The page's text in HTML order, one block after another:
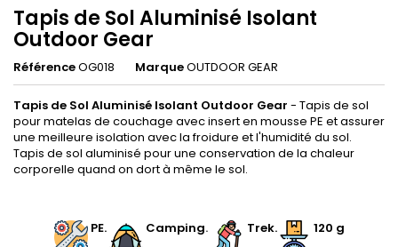
Tapis de Sol Aluminisé Isolant
Outdoor Gear
RéférenceOG018 MarqueOUTDOOR GEAR
Tapis de Sol Aluminisé Isolant Outdoor Gear - Tapis de sol
pour matelas de couchage avec insert en mousse PE et assurer
une meilleure isolation avec la froidure et l'humidité du sol.
Tapis de sol aluminisé pour une conservation de la chaleur
corporelle quand on dort à même le sol.
PE.
Camping. Trek. 120 g